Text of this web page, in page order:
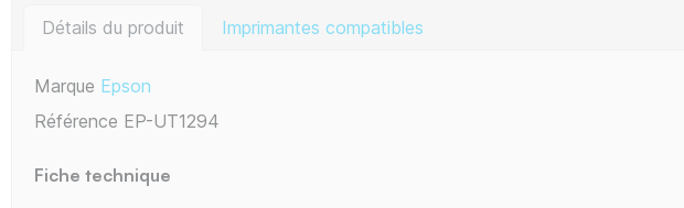
Détails du produit Imprimantes compatibles
Marque Epson
Référence EP-UT1294
Fiche technique